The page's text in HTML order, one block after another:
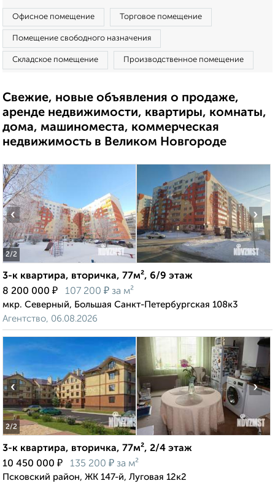
Офисное помещение Торговое помещение
Помещение свободного назначения
Складское помещение Производственное помещение
Свежие, новые объявления о продаже,
аренде недвижимости, квартиры, комнаты,
дома, машиноместа, коммерческая
недвижимость в Великом Новгороде
2/2
‹ ›
3-к квартира, вторичка, 77м², 6/9 этаж
8 200 000 ₽ 107 200 ₽ за м²
мкр. Северный, Большая Санкт-Петербургская 108к3
Агентство, 06.08.2026
2/2
‹ ›
3-к квартира, вторичка, 77м², 2/4 этаж
10 450 000 ₽ 135 200 ₽ за м²
Псковский район, ЖК 147-й, Луговая 12к2